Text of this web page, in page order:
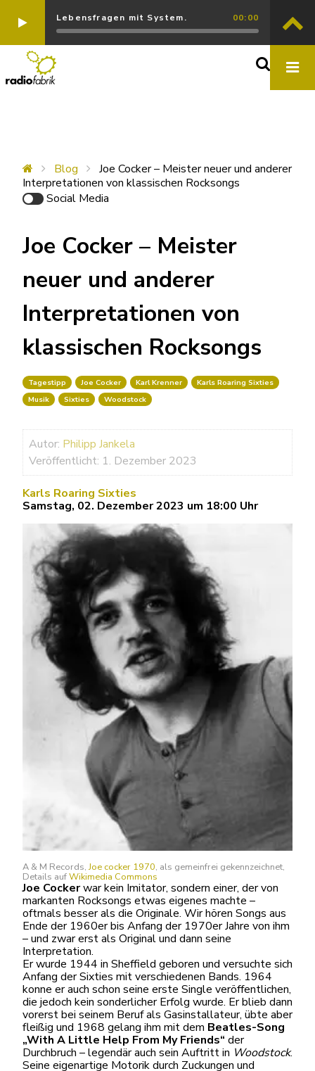
Lebensfragen mit System. 00:00
Blog
Joe Cocker – Meister neuer und anderer
Interpretationen von klassischen Rocksongs
Social Media
Joe Cocker – Meister
neuer und anderer
Interpretationen von
klassischen Rocksongs
Tagestipp Joe Cocker Karl Krenner
Karls Roaring Sixties
Musik
Sixties Woodstock
Autor: Philipp Jankela
Veröffentlicht: 1. Dezember 2023
Karls Roaring Sixties
Samstag, 02. Dezember 2023 um 18:00 Uhr
A & M Records,Joe cocker 1970, als gemeinfrei gekennzeichnet,
Details aufWikimedia Commons
Joe Cockerwar kein Imitator, sondern einer, der von
markanten Rocksongs etwas eigenes machte –
oftmals besser als die Originale. Wir hören Songs aus
Ende der 1960er bis Anfang der 1970er Jahre von ihm
– und zwar erst als Original und dann seine
Interpretation.
Er wurde 1944 in Sheffield geboren und versuchte sich
Anfang der Sixties mit verschiedenen Bands. 1964
konne er auch schon seine erste Single veröffentlichen,
die jedoch kein sonderlicher Erfolg wurde. Er blieb dann
vorerst bei seinem Beruf als Gasinstallateur, übte aber
fleißig und 1968 gelang ihm mit dem Beatles-Song
„With A Little Help From My Friends“ der
Durchbruch – legendär auch sein Auftritt in Woodstock.
Seine eigenartige Motorik durch Zuckungen und